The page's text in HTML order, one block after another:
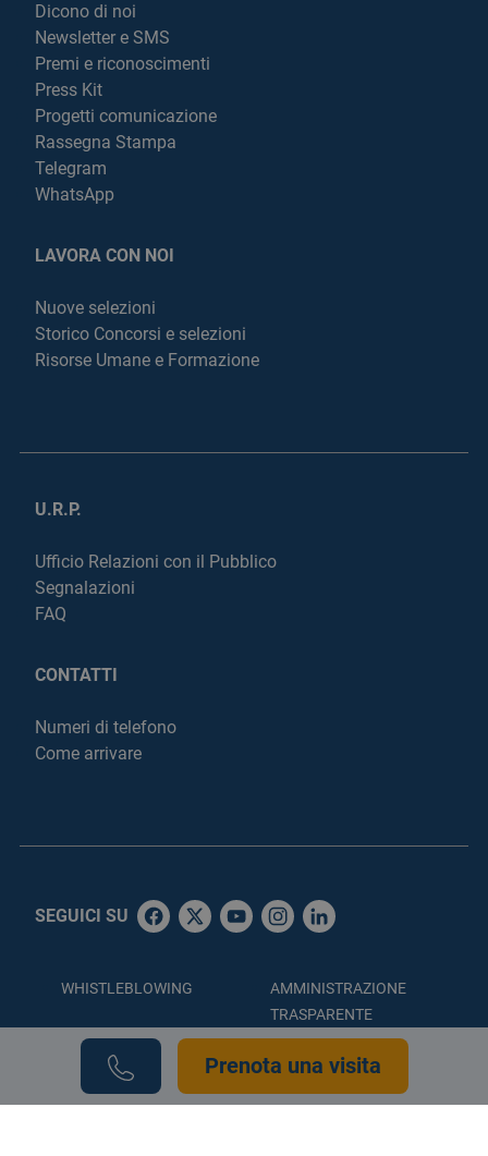
Dicono di noi
Newsletter e SMS
Premi e riconoscimenti
Press Kit
Progetti comunicazione
Rassegna Stampa
Telegram
WhatsApp
LAVORA CON NOI
Nuove selezioni
Storico Concorsi e selezioni
Risorse Umane e Formazione
U.R.P.
Ufficio Relazioni con il Pubblico
Segnalazioni
FAQ
CONTATTI
Numeri di telefono
Come arrivare
SEGUICI SU
WHISTLEBLOWING
AMMINISTRAZIONE
TRASPARENTE
ACCESSIBILITÀ
COOKIE POLICY
Prenota una visita